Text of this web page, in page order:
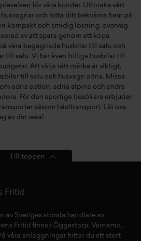
för våra kunder. Utforska vårt
husvagnar och hitta ditt bekväma hem på
kompakt och smidig lösning, överväg
av att spara genom att köpa
våra begagnade husbilar till salu och
till salu. Vi har även billiga husbilar till
Att välja rätt märke är viktigt,
till salu och husvagn adria. Missa
adria action , adria alpina och andra
. För den sportige besökare erbjuder
såsom hästtransport. Låt oss
av din resa!
Till toppen
av Sveriges största handlare av
Fritid finns i Öggestorp, Värnamo,
våra anläggningar hittar du ett stort